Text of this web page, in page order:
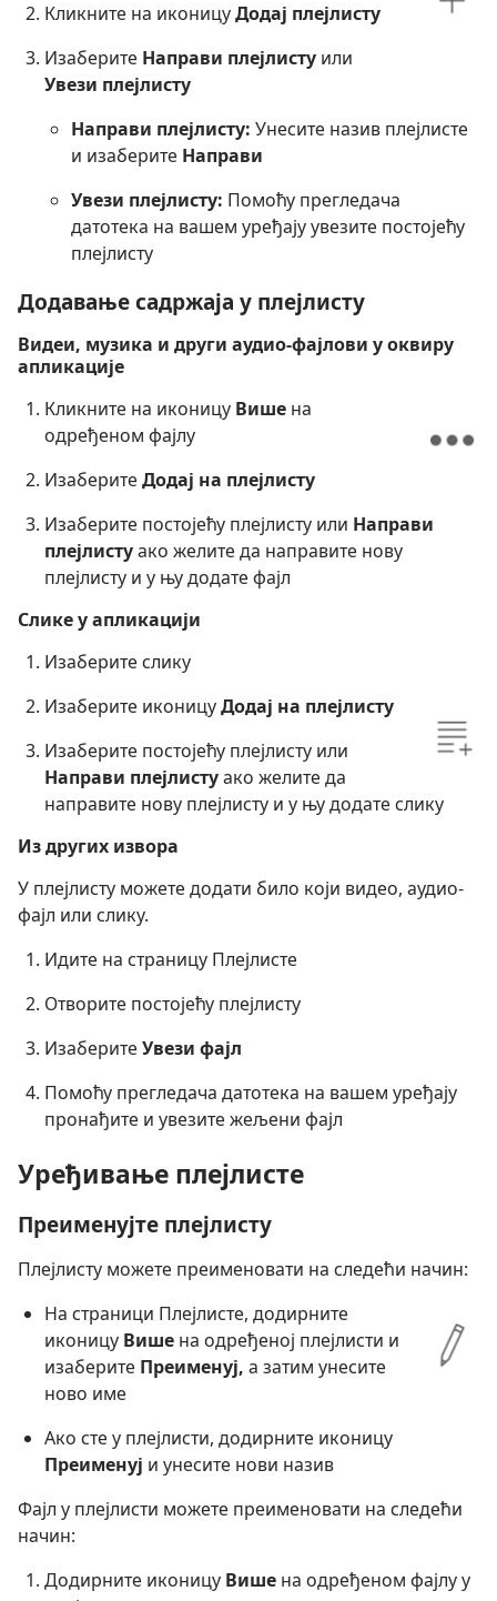
Кликните на иконицуДодај плејлисту
Изаберите Направи плејлисту или
Увези плејлисту
Направи плејлисту: Унесите назив плејлисте
и изаберите Направи
Увези плејлисту: Помоћу прегледача
датотека на вашем уређају увезите постојећу
плејлисту
Додавање садржаја у плејлисту
Видеи, музика и други аудио-фајлови у оквиру
апликације
Кликните на иконицу Више на
одређеном фајлу
Изаберите Додај на плејлисту
Изаберите постојећу плејлисту или Направи
плејлистуако желите да направите нову
плејлисту и у њу додате фајл
Слике у апликацији
Изаберите слику
Изаберите иконицуДодај на плејлисту
Изаберите постојећу плејлисту или
Направи плејлистуако желите да
направите нову плејлисту и у њу додате слику
Из других извора
У плејлисту можете додати било који видео, аудио-
фајл или слику.
Идите на страницу Плејлисте
Отворите постојећу плејлисту
Изаберите Увези фајл
Помоћу прегледача датотека на вашем уређају
пронађите и увезите жељени фајл
Уређивање плејлисте
Преименујте плејлисту
Плејлисту можете преименовати на следећи начин:
На страници Плејлисте, додирните
иконицу Више на одређеној плејлисти и
изаберите Преименуј, а затим унесите
ново име
Ако сте у плејлисти, додирните иконицу
Преименуј и унесите нови назив
Фајл у плејлисти можете преименовати на следећи
начин:
Додирните иконицу Више на одређеном фајлу у